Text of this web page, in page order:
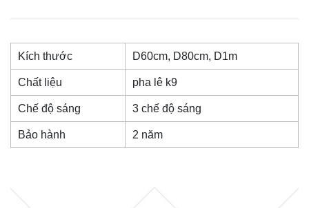
Kích thước D60cm, D80cm, D1m
Chất liệu pha lê k9
Chế độ sáng 3 chế độ sáng
Bảo hành 2 năm